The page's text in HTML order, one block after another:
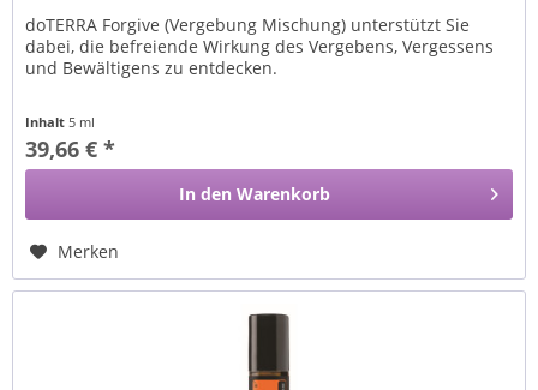
doTERRA Forgive (Vergebung Mischung) unterstützt Sie
dabei, die befreiende Wirkung des Vergebens, Vergessens
und Bewältigens zu entdecken.
Inhalt 5 ml
39,66 € *
In den Warenkorb
Merken